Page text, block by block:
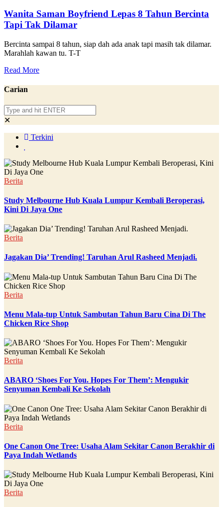
Wanita Saman Boyfriend Lepas 8 Tahun Bercinta
Tapi Tak Dilamar
Bercinta sampai 8 tahun, siap dah ada anak tapi masih tak dilamar.
Marahlah kawan tu. T-T
Read More
Carian
✕
Terkini
Berita
Study Melbourne Hub Kuala Lumpur Kembali Beroperasi,
Kini Di Jaya One
Berita
Jagakan Dia’ Trending! Taruhan Arul Rasheed Menjadi.
Berita
Menu Mala-tup Untuk Sambutan Tahun Baru Cina Di The
Chicken Rice Shop
Berita
ABARO ‘Shoes For You. Hopes For Them’: Mengukir
Senyuman Kembali Ke Sekolah
Berita
One Canon One Tree: Usaha Alam Sekitar Canon Berakhir di
Paya Indah Wetlands
Berita